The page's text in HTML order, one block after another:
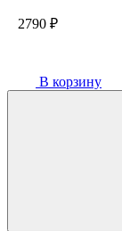
2790 ₽
В корзину